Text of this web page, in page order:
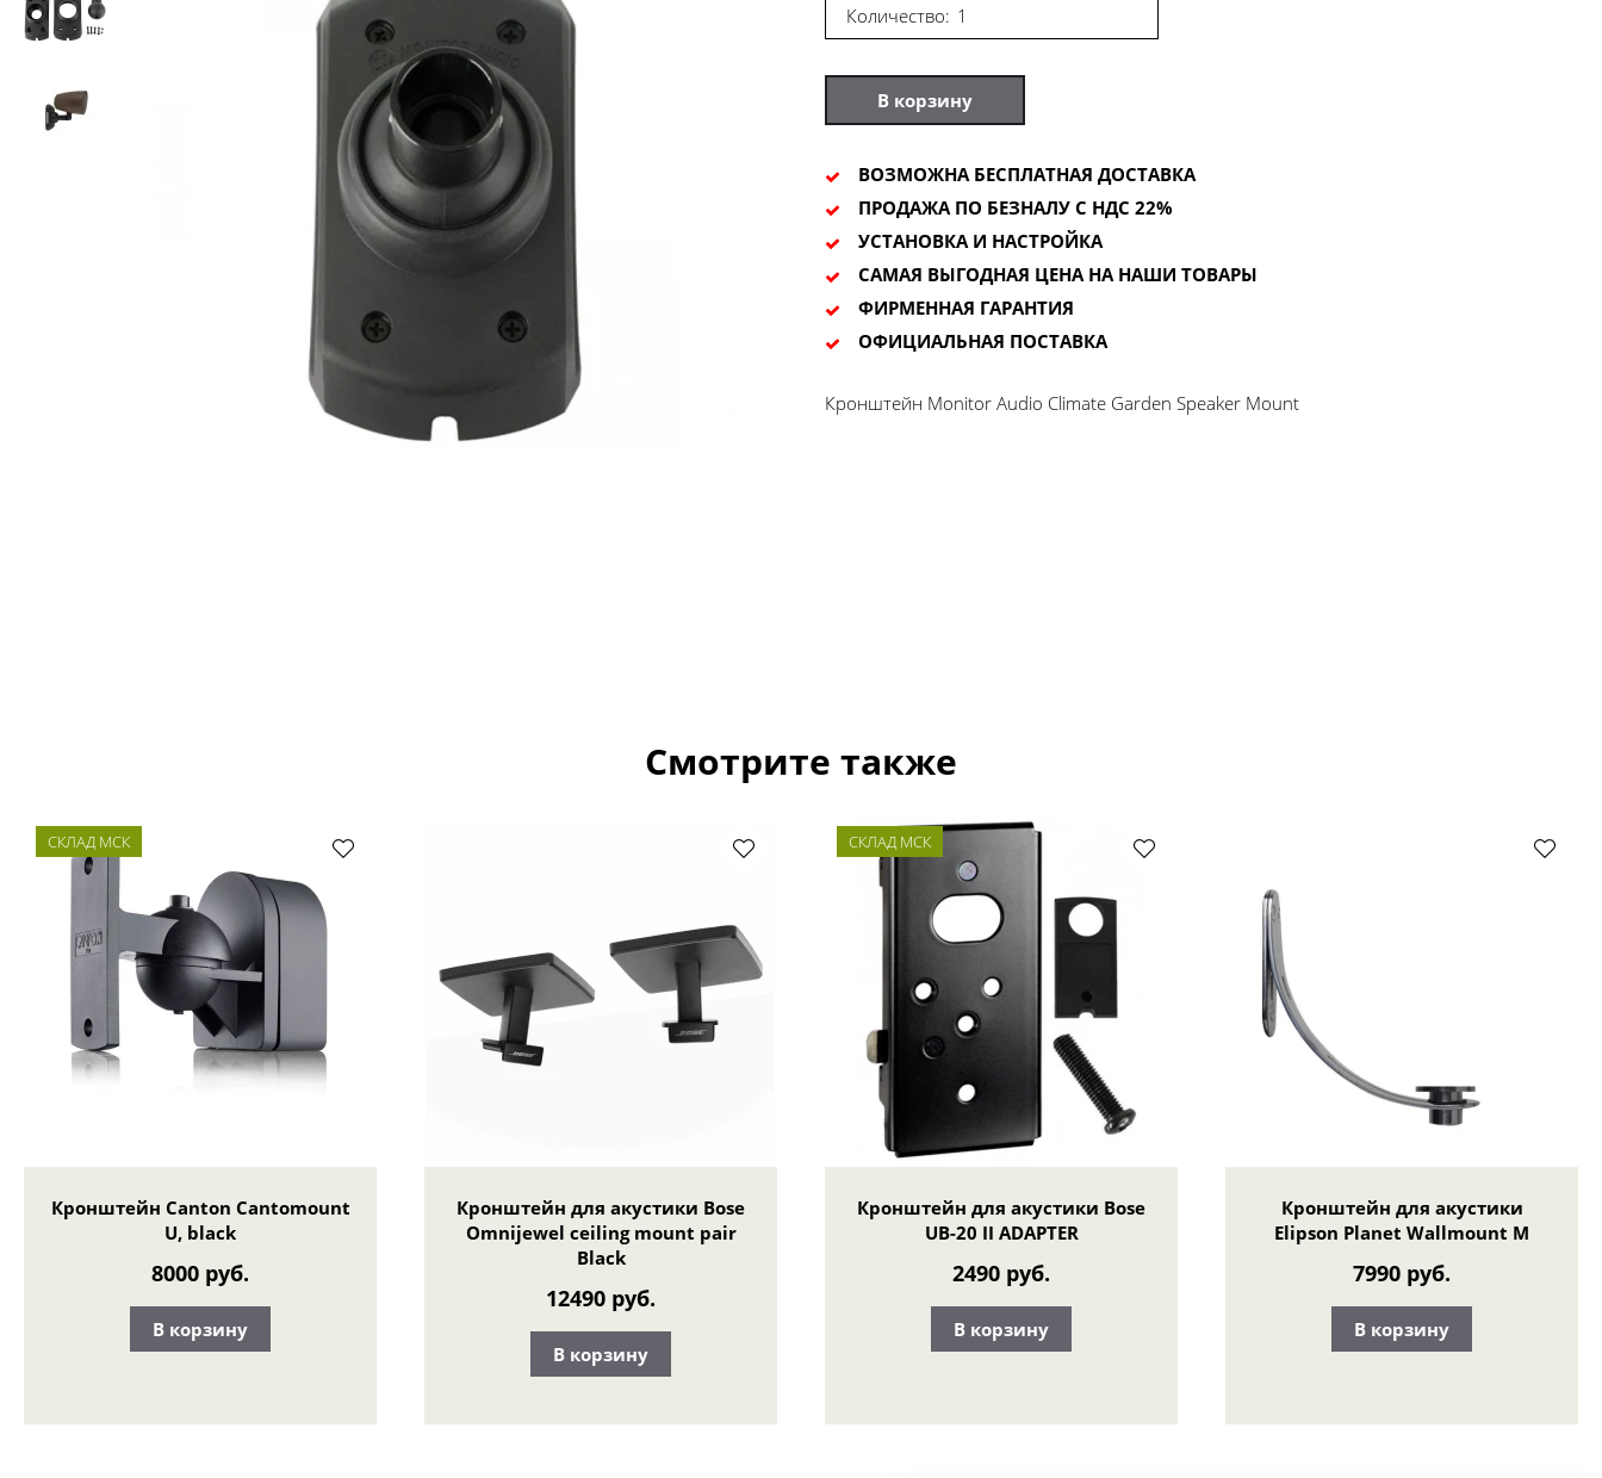
Количество:
В корзину
ВОЗМОЖНА БЕСПЛАТНАЯ ДОСТАВКА
ПРОДАЖА ПО БЕЗНАЛУ С НДС 22%
УСТАНОВКА И НАСТРОЙКА
САМАЯ ВЫГОДНАЯ ЦЕНА НА НАШИ ТОВАРЫ
ФИРМЕННАЯ ГАРАНТИЯ
ОФИЦИАЛЬНАЯ ПОСТАВКА
Кронштейн Monitor Audio Climate Garden Speaker Mount
Смотрите также
СКЛАД МСК
Кронштейн Canton Cantomount
U, black
8000 руб.
В корзину
Кронштейн для акустики Bose
Omnijewel ceiling mount pair
Black
12490 руб.
В корзину
СКЛАД МСК
Кронштейн для акустики Bose
UB-20 II ADAPTER
2490 руб.
В корзину
Кронштейн для акустики
Elipson Planet Wallmount M
7990 руб.
В корзину